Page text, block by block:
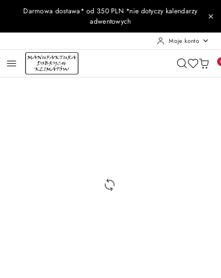
Przejdź do treści głównej
Przejdź do wyszukiwarki
Przejdź do moje konto
Przejdź do menu głównego
Przejdź do opisu produktu
Przejdź do stopki
Darmowa dostawa* od 350 PLN *nie dotyczy kalendarzy
adwentowych
Moje konto